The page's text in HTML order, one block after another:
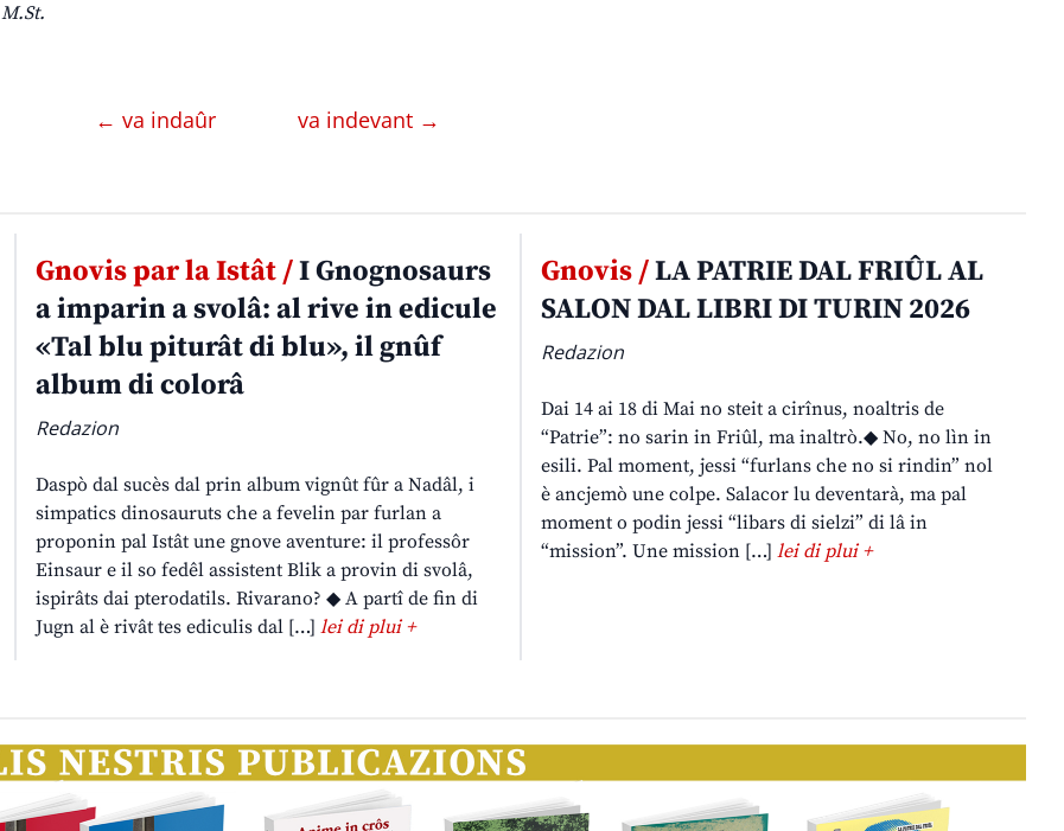
M.St.
← va indaûr va indevant →
Gnovis par la Istât /I Gnognosaurs
a imparin a svolâ: al rive in edicule
«Tal blu piturât di blu», il gnûf
album di colorâ
Redazion
Daspò dal sucès dal prin album vignût fûr a Nadâl, i
simpatics dinosauruts che a fevelin par furlan a
proponin pal Istât une gnove aventure: il professôr
Einsaur e il so fedêl assistent Blik a provin di svolâ,
ispirâts dai pterodatils. Rivarano? ◆ A partî de fin di
Jugn al è rivât tes ediculis dal […] lei di plui +
Gnovis /LA PATRIE DAL FRIÛL AL
SALON DAL LIBRI DI TURIN 2026
Redazion
Dai 14 ai 18 di Mai no steit a cirînus, noaltris de
“Patrie”: no sarin in Friûl, ma inaltrò.◆ No, no lìn in
esili. Pal moment, jessi “furlans che no si rindin” nol
è ancjemò une colpe. Salacor lu deventarà, ma pal
moment o podin jessi “libars di sielzi” di lâ in
“mission”. Une mission […]lei di plui +